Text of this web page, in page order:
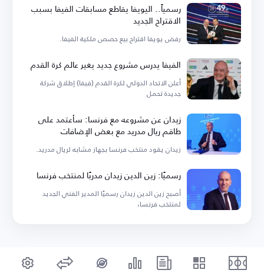
رسمياً.. اليويفا يقاطع مسابقات الفيفا بسبب
الاقتراح الجديد
رفض يويفا اقتراح بيع حصص ملكية الفيفا.
الفيفا يدرس مشروع جديد يغير عالم كرة القدم
أعلن الاتحاد الدولي لكرة القدم (فيفا) إطلاق شركة
جديدة تحمل
زيدان عن مشروعه مع فرنسا: سأعتمد على
طاقم ريال مدريد مع بعض الإضافات
زيدان يقود منتخب فرنسا بجهاز مشابه لريال مدريد.
رسميًا: زين الدين زيدان مدربًا لمنتخب فرنسا
أصبح زين الدين زيدان رسميًا المدير الفني الجديد
لمنتخب فرنسا،